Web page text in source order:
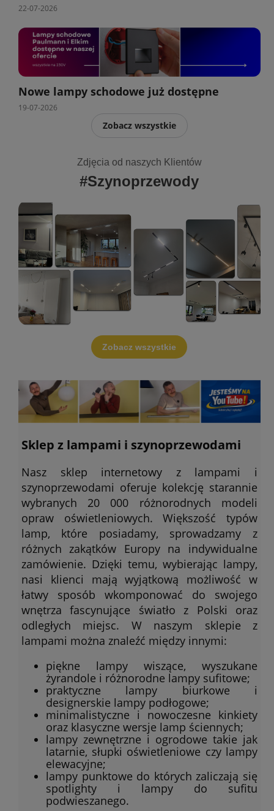
22-07-2026
Nowe lampy schodowe już dostępne
19-07-2026
Zobacz wszystkie
Zdjęcia od naszych Klientów
#Szynoprzewody
Zobacz wszystkie
Sklep z lampami i szynoprzewodami
Nasz sklep internetowy z lampami i
szynoprzewodami oferuje kolekcję starannie
wybranych 20 000 różnorodnych modeli
opraw oświetleniowych. Większość typów
lamp, które posiadamy, sprowadzamy z
różnych zakątków Europy na indywidualne
zamówienie. Dzięki temu, wybierając lampy,
nasi klienci mają wyjątkową możliwość w
łatwy sposób wkomponować do swojego
wnętrza fascynujące światło z Polski oraz
odległych miejsc. W naszym sklepie z
lampami można znaleźć między innymi:
piękne lampy wiszące, wyszukane
żyrandole i różnorodne lampy sufitowe;
praktyczne lampy biurkowe i
designerskie lampy podłogowe;
minimalistyczne i nowoczesne kinkiety
oraz klasyczne wersje lamp ściennych;
lampy zewnętrzne i ogrodowe takie jak
latarnie, słupki oświetleniowe czy lampy
elewacyjne;
lampy punktowe do których zaliczają się
spotlighty i lampy do sufitu
podwieszanego.